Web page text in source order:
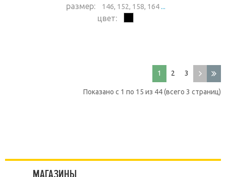
размер: 146, 152, 158, 164...
цвет:
1 2 3
Показано с 1 по 15 из 44 (всего 3 страниц)